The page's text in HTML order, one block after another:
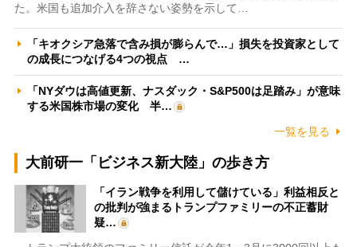
た。米国も追加介入を辞さない姿勢を示して…
「キオクシア急落で含み損が膨らんで…」損失を投資家として
の成長につなげる4つの視点 …
「NYダウは高値更新、ナスダック・S&P500は足踏み」が意味
する米国株市場の変化 半…
一覧を見る
大前研一「ビジネス新大陸」の歩き方
「イラン戦争を利用して儲けている」利益相反と
の批判が強まるトランプファミリーの不正蓄財
疑…